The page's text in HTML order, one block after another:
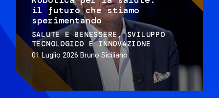
il futuro che stiamo
sperimentando
SALUTE E BENESSERE
SVILUPPO
TECNOLOGICO E INNOVAZIONE
01 Luglio 2026 Bruno Siciliano